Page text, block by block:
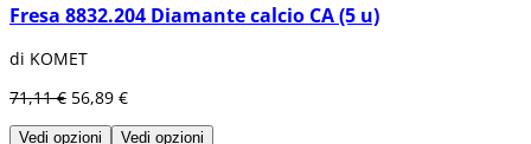
Fresa 8832.204 Diamante calcio CA (5 u)
di KOMET
71,11 € 56,89 €
Vedi opzioni Vedi opzioni